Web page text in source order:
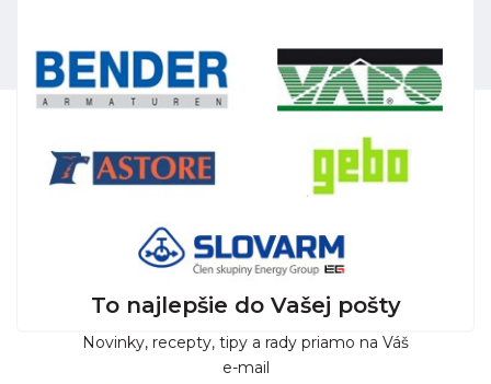
To najlepšie do Vašej pošty
Novinky, recepty, tipy a rady priamo na Váš
e-mail